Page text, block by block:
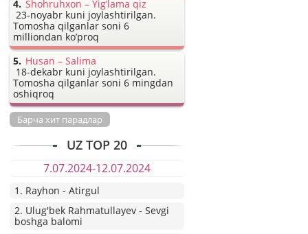
Shohruhxon – Yig’lama qiz
23-noyabr kuni joylashtirilgan.
Tomosha qilganlar soni 6
milliondan ko’proq
Husan – Salima
18-dekabr kuni joylashtirilgan.
Tomosha qilganlar soni 6 mingdan
oshiqroq
Барча хит парадлар
UZ TOP 20
7.07.2024-12.07.2024
1. Rayhon - Atirgul
2. Ulug'bek Rahmatullayev - Sevgi
boshga balomi